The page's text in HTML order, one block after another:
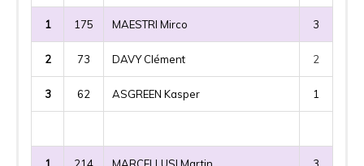
1 175 MAESTRI Mirco 3
2 73 DAVY Clément 2
3 62 ASGREEN Kasper 1